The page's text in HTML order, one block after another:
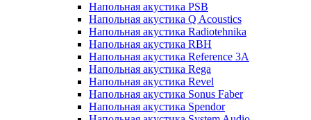
Напольная акустика PSB
Напольная акустика Q Acoustics
Напольная акустика Radiotehnika
Напольная акустика RBH
Напольная акустика Reference 3A
Напольная акустика Rega
Напольная акустика Revel
Напольная акустика Sonus Faber
Напольная акустика Spendor